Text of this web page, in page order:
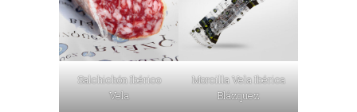
Salchichón Ibérico
Vela
Morcilla Vela Ibérica
Blázquez